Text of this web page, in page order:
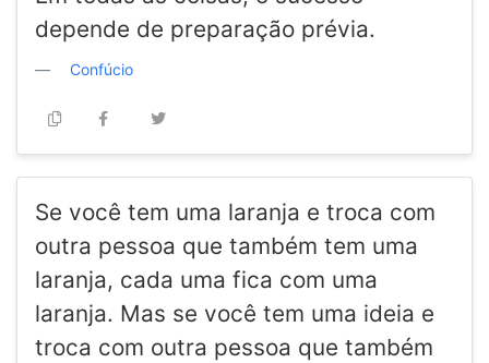
depende de preparação prévia.
Confúcio
Se você tem uma laranja e troca com
outra pessoa que também tem uma
laranja, cada uma fica com uma
laranja. Mas se você tem uma ideia e
troca com outra pessoa que também